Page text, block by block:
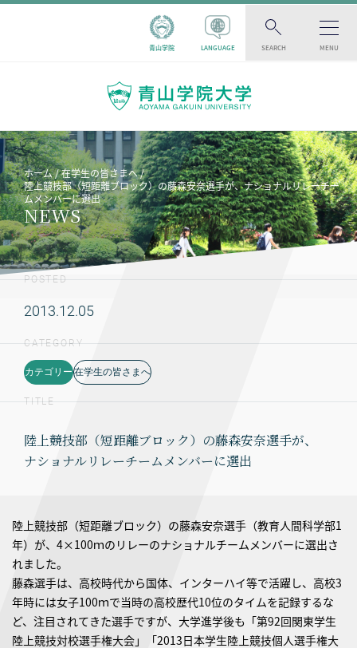
青山学院 LANGUAGE SEARCH MENU
ホーム
在学生の皆さまへ
陸上競技部（短距離ブロック）の藤森安奈選手が、ナショナルリレーチー
ムメンバーに選出
NEWS
POSTED
2013.12.05
CATEGORY
カテゴリー 在学生の皆さまへ
TITLE
陸上競技部（短距離ブロック）の藤森安奈選手が、
ナショナルリレーチームメンバーに選出
陸上競技部（短距離ブロック）の藤森安奈選手（教育人間科学部1
年）が、4×100ｍのリレーのナショナルチームメンバーに選出さ
れました。
藤森選手は、高校時代から国体、インターハイ等で活躍し、高校3
年時には女子100ｍで当時の高校歴代10位のタイムを記録するな
ど、注目されてきた選手ですが、大学進学後も「第92回関東学生
陸上競技対校選手権大会」「2013日本学生陸上競技個人選手権大